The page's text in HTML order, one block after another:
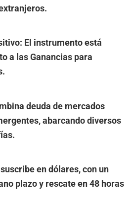
El instrumento está
a las Ganancias para
deuda de mercados
abarcando diversos
en dólares, con un
plazo y rescate en 48 horas